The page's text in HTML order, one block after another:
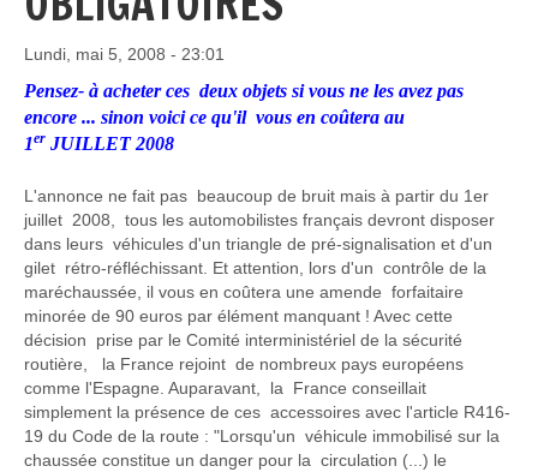
Lundi, mai 5, 2008 - 23:01
Pensez- à acheter ces deux objets si vous ne les avez pas
encore ... sinon voici ce qu'il vous en coûtera au
1er JUILLET 2008
L'annonce ne fait pas beaucoup de bruit mais à partir du 1er
juillet 2008, tous les automobilistes français devront disposer
dans leurs véhicules d'un triangle de pré-signalisation et d'un
gilet rétro-réfléchissant. Et attention, lors d'un contrôle de la
maréchaussée, il vous en coûtera une amende forfaitaire
minorée de 90 euros par élément manquant ! Avec cette
décision prise par le Comité interministériel de la sécurité
routière, la France rejoint de nombreux pays européens
comme l'Espagne. Auparavant, la France conseillait
simplement la présence de ces accessoires avec l'article R416-
19 du Code de la route : "Lorsqu'un véhicule immobilisé sur la
chaussée constitue un danger pour la circulation (...) le